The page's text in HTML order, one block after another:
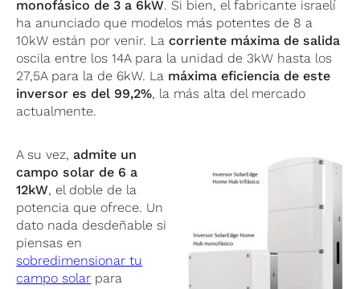
monofásico de 3 a 6kW. Si bien, el fabricante israelí
ha anunciado que modelos más potentes de 8 a
10kW están por venir. Lacorriente máxima de salida
oscila entre los 14A para la unidad de 3kW hasta los
27,5A para la de 6kW. La máxima eficiencia de este
inversor es del 99,2%, la más alta del mercado
actualmente.
A su vez, admite un
campo solar de 6 a
12kW, el doble de la
potencia que ofrece. Un
dato nada desdeñable si
piensas en
sobredimensionar tu
campo solar para